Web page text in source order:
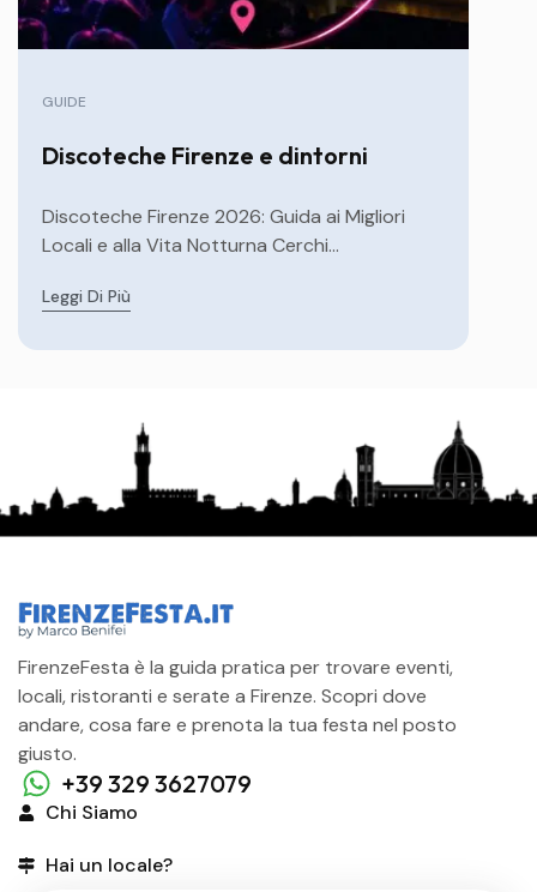
GUIDE
Discoteche Firenze e dintorni
Discoteche Firenze 2026: Guida ai Migliori
Locali e alla Vita Notturna Cerchi...
Leggi Di Più
FirenzeFesta è la guida pratica per trovare eventi,
locali, ristoranti e serate a Firenze. Scopri dove
andare, cosa fare e prenota la tua festa nel posto
giusto.
+39 329 3627079
Chi Siamo
Hai un locale?